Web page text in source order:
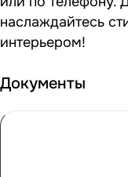
наслаждайтесь
интерьером!
Документы